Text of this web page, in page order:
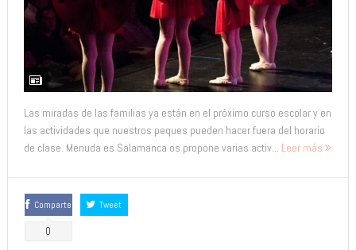
Las miradas de las familias ya están en el próximo curso escolar y en
las actividades que nuestros peques pueden hacer fuera del horario
de clase. Menuda es Salamanca os propone varias activ... Leer más
Comparte
0
Tweet